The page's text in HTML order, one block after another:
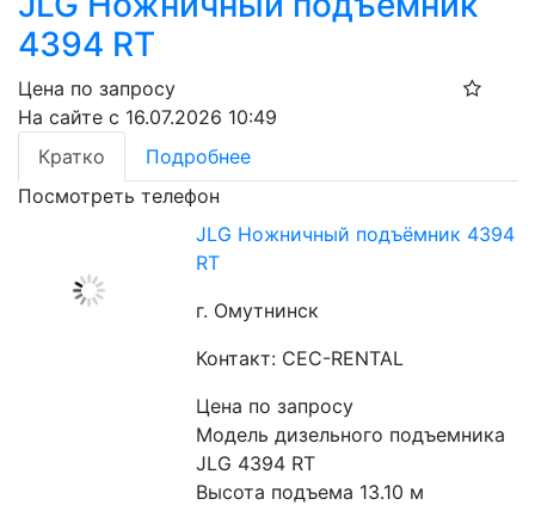
4394 RT​
Цена по запросу
На сайте с 16.07.2026 10:49
Кратко
Подробнее
Посмотреть телефон
JLG Ножничный подъёмник 4394
RT​
г. Омутнинск
Контакт: CEC-RENTAL
Цена по запросу
Модель дизельного подъемника
JLG 4394 RT
Высота подъема 13.10 м